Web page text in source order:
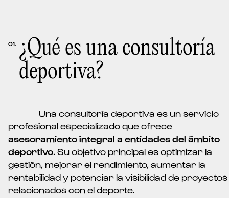
01.
¿Qué es una consultoría
deportiva?
Una consultoría deportiva es un servicio
profesional especializado que ofrece
asesoramiento integral a entidades del ámbito
deportivo. Su objetivo principal es optimizar la
gestión, mejorar el rendimiento, aumentar la
rentabilidad y potenciar la visibilidad de proyectos
relacionados con el deporte.